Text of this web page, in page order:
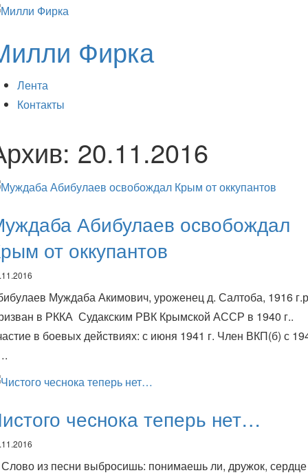
Фирка
Лента
Контакты
20.11.2016
Абибулаев освобождал
от оккупантов
Муждаба Акимович, уроженец д. Салтоба, 1916
в РККА Судакским РВК Крымской АССР в 1940 г..
в боевых действиях: с июня 1941 г. Член ВКП(б) с
чеснока теперь нет…
из песни выбросишь: понимаешь ли, дружок, сердце